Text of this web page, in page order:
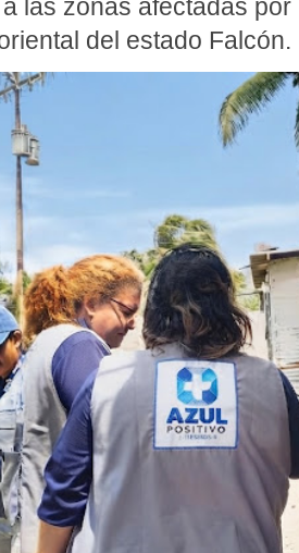
las zonas afectadas
del estado